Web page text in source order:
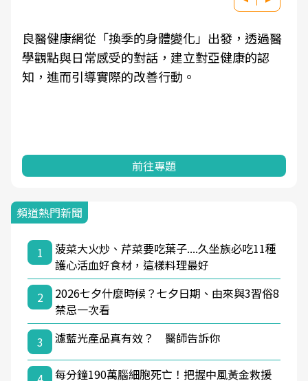
良醫健康網從「換季的身體變化」出發，透過醫
學觀點與日常感受的對話，建立對亞健康的認
知，進而引導實際的改善行動。
前往專題
頻道熱門新聞
1
菠菜大火炒、芹菜要吃葉子....久坐族必吃11種
護心活血好食材，這樣料理最好
2
2026七夕什麼時候？七夕日期、由來與3習俗8
禁忌一次看
3
濾藍光產品真有效？ 醫師告訴你
每分鐘190萬腦細胞死亡！把握中風黃金救援